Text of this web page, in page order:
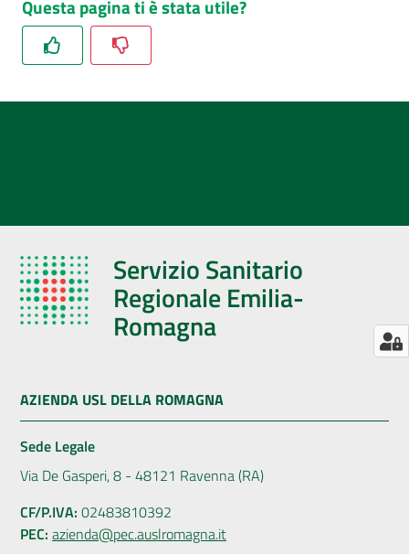
Questa pagina ti è stata utile?
Servizio Sanitario
Regionale Emilia-
Romagna
AZIENDA USL DELLA ROMAGNA
Sede Legale
Via De Gasperi, 8 - 48121 Ravenna (RA)
CF/P.IVA: 02483810392
PEC: azienda@pec.auslromagna.it